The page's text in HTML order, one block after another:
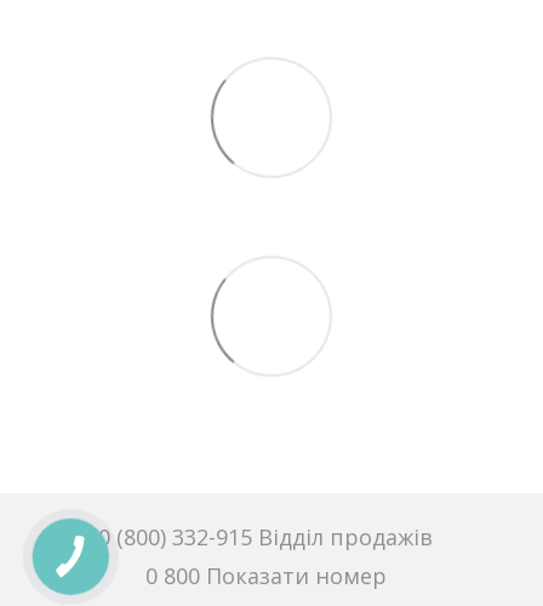
0 (800) 332-915 Відділ продажів
0 800 Показати номер